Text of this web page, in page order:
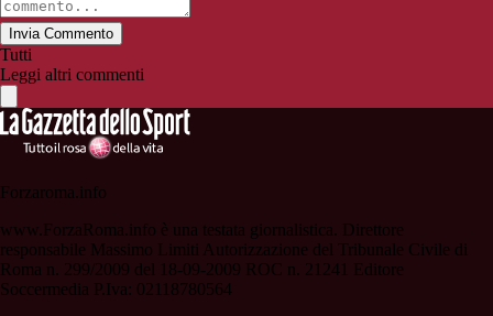
Invia Commento
Tutti
Leggi altri commenti
Forzaroma.info
www.ForzaRoma.info è una testata giornalistica. Direttore
responsabile Massimo Limiti Autorizzazione del Tribunale Civile di
Roma n. 299/2009 del 18-09-2009 ROC n. 21241 Editore
Soccermedia P.Iva: 02118780564